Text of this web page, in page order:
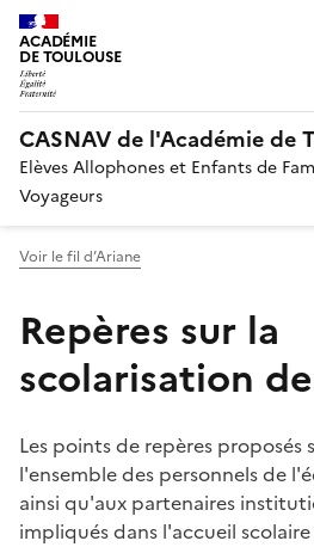
ACADÉMIE
DE TOULOUSE
CASNAV de l'Académie de
Elèves Allophones et Enfants de
Voyageurs
Voir le fil d’Ariane
Repères sur la
scolarisation
Les points de repères proposés
l'ensemble des personnels de
ainsi qu'aux partenaires
impliqués dans l'accueil scolaire